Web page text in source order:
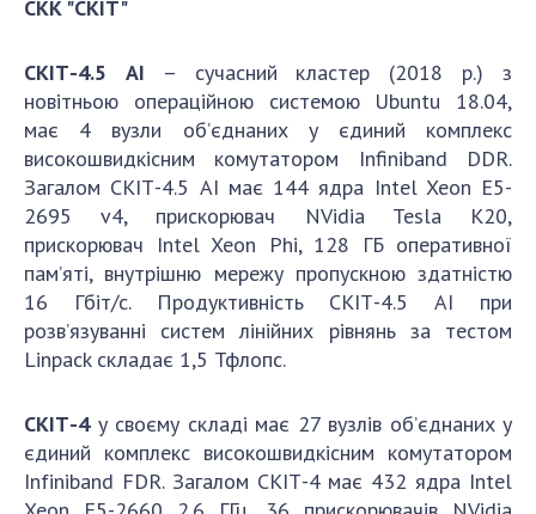
СКК "СКІТ"
СКІТ-4.5 AI – сучасний кластер (2018 р.) з
новітньою операційною системою Ubuntu 18.04,
має 4 вузли об’єднаних у єдиний комплекс
високошвидкісним комутатором Іnfiniband DDR.
Загалом СКІТ-4.5 АІ має 144 ядра Intel Xeon E5-
2695 v4, прискорювач NVidia Tesla K20,
прискорювач Intel Xeon Phi, 128 ГБ оперативної
пам’яті, внутрішню мережу пропускною здатністю
16 Гбіт/с. Продуктивність СКІТ-4.5 АІ при
розв’язуванні систем лінійних рівнянь за тестом
Linpack складає 1,5 Тфлопс.
СКІТ-4у своєму складі має 27 вузлів об’єднаних у
єдиний комплекс високошвидкісним комутатором
Іnfіnіband FDR. Загалом СКІТ-4 має 432 ядра Intel